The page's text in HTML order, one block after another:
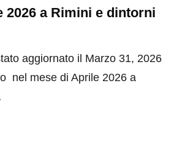
2026 a Rimini e dintorni
aggiornato il Marzo 31, 2026
nel mese di Aprile 2026 a